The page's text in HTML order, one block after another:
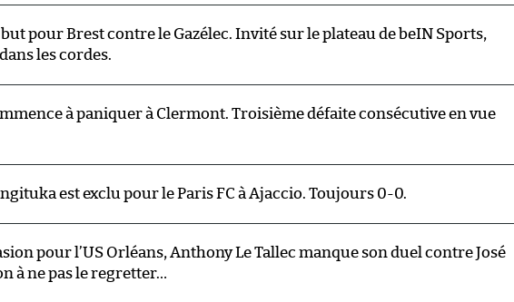
pour Brest contre le Gazélec. Invité sur le plateau de beIN Sports,
les cordes.
à paniquer à Clermont. Troisième défaite consécutive en vue
est exclu pour le Paris FC à Ajaccio. Toujours 0-0.
pour l’US Orléans, Anthony Le Tallec manque son duel contre José
à ne pas le regretter…